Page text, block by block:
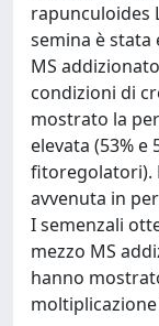
rapunculoides
semina è
MS
condizioni di
mostrato la
elevata (53%
fitoregolatori).
avvenuta in
I semenzali
mezzo MS
hanno